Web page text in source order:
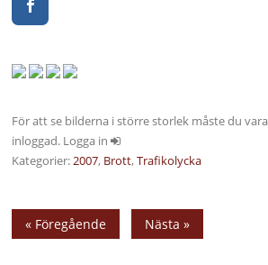
För att se bilderna i större storlek måste du
inloggad. Logga in
Kategorier:2007, Brott,Trafikolycka
« Föregående Nästa »